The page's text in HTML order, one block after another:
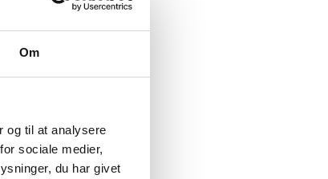
Om
og til at analysere
sociale medier,
du har givet